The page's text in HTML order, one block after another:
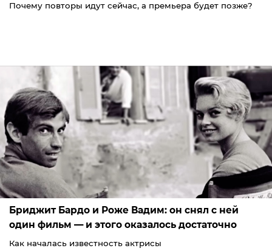
Почему повторы идут сейчас, а премьера будет позже?
Бриджит Бардо и Роже Вадим: он снял с ней
один фильм — и этого оказалось достаточно
Как началась известность актрисы